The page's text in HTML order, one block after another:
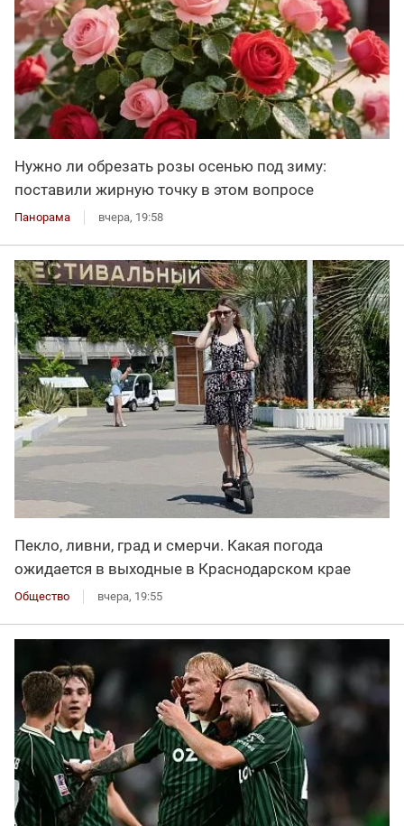
Нужно ли обрезать розы осенью под зиму:
поставили жирную точку в этом вопросе
Панорама вчера, 19:58
Пекло, ливни, град и смерчи. Какая погода
ожидается в выходные в Краснодарском крае
Общество вчера, 19:55